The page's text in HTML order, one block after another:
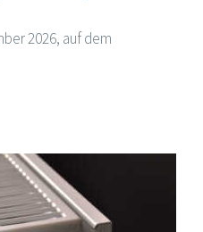
2026, auf dem